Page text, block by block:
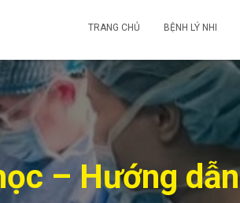
TRANG CHỦ BỆNH LÝ NHI
– Hướng dẫn